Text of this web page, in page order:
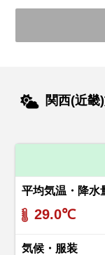
関西(近畿
平均気温・降水
29.0℃
気候・服装